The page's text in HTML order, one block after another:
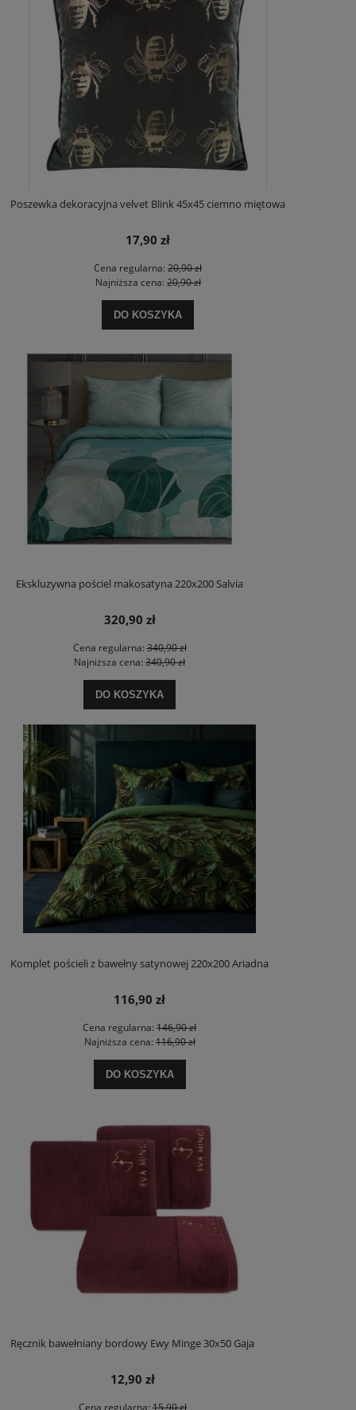
Poszewka dekoracyjna velvet Blink 45x45 ciemno miętowa
17,90 zł
Cena regularna: 20,90 zł
Najniższa cena:20,90 zł
DO KOSZYKA
Ekskluzywna pościel makosatyna 220x200 Salvia
320,90 zł
Cena regularna:340,90 zł
Najniższa cena: 340,90 zł
DO KOSZYKA
Komplet pościeli z bawełny satynowej 220x200 Ariadna
116,90 zł
Cena regularna: 146,90 zł
Najniższa cena:116,90 zł
DO KOSZYKA
Ręcznik bawełniany bordowy Ewy Minge 30x50 Gaja
12,90 zł